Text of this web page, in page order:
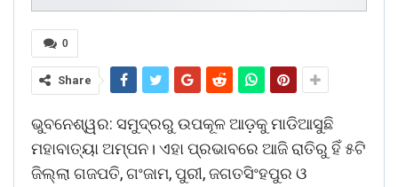
0
Share
ଭୁବନେଶ୍ୱର: ସମୁଦ୍ରରୁ ଉପକୂଳ ଆଡ଼କୁ ମାଡିଆସୁଛି
ମହାବାତ୍ୟା ଅମ୍ପନ। ଏହା ପ୍ରଭାବରେ ଆଜି ରାତିରୁ ହିଁ ୫ଟି
ଜିଲ୍ଲା ଗଜପତି, ଗଂଜାମ, ପୁରୀ, ଜଗତସିଂହପୁର ଓ